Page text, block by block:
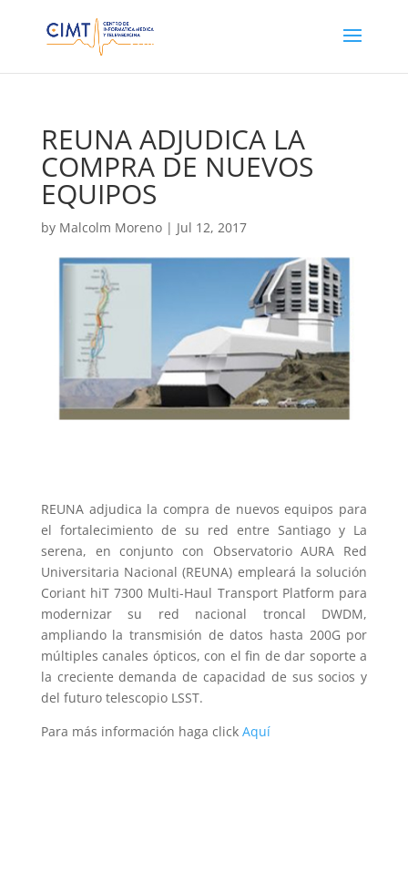
REUNA ADJUDICA LA
COMPRA DE NUEVOS
EQUIPOS
by Malcolm Moreno| Jul 12, 2017
REUNA adjudica la compra de nuevos equipos para
el fortalecimiento de su red entre Santiago y La
serena, en conjunto con Observatorio AURA Red
Universitaria Nacional (REUNA) empleará la solución
Coriant hiT 7300 Multi-Haul Transport Platform para
modernizar su red nacional troncal DWDM,
ampliando la transmisión de datos hasta 200G por
múltiples canales ópticos, con el fin de dar soporte a
la creciente demanda de capacidad de sus socios y
del futuro telescopio LSST.
Para más información haga click Aquí